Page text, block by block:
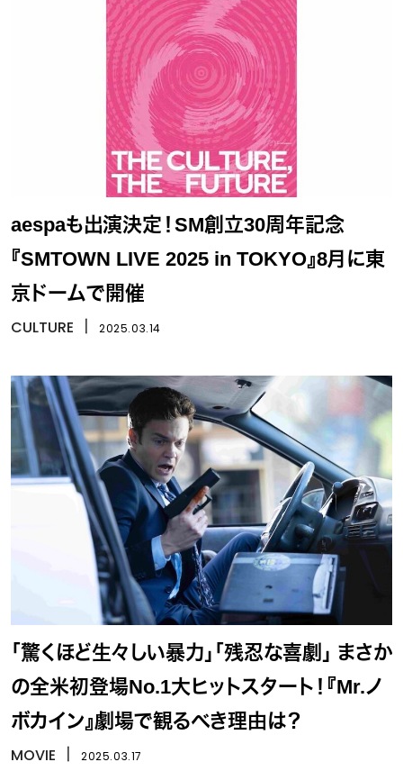
aespaも出演決定！SM創立30周年記念
『SMTOWN LIVE 2025 in TOKYO』8月に東
京ドームで開催
CULTURE 2025.03.14
「驚くほど生々しい暴力」「残忍な喜劇」 まさか
の全米初登場No.1大ヒットスタート！『Mr.ノ
ボカイン』劇場で観るべき理由は？
MOVIE 2025.03.17